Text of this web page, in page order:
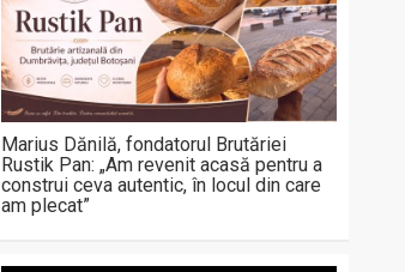
Marius Dănilă, fondatorul Brutăriei
Rustik Pan: „Am revenit acasă pentru a
construi ceva autentic, în locul din care
am plecat”